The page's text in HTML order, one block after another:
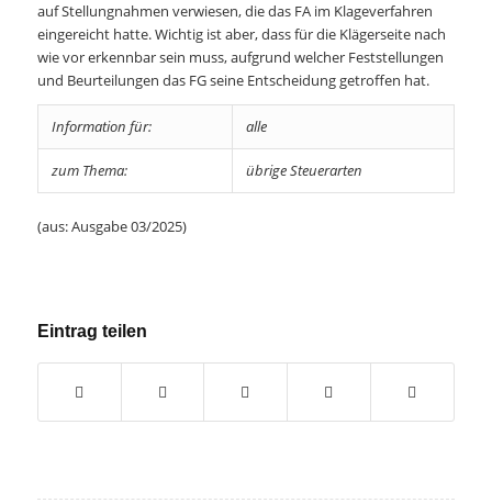
auf Stellungnahmen verwiesen, die das FA im Klageverfahren
eingereicht hatte. Wichtig ist aber, dass für die Klägerseite nach
wie vor erkennbar sein muss, aufgrund welcher Feststellungen
und Beurteilungen das FG seine Entscheidung getroffen hat.
Information für: alle
zum Thema: übrige Steuerarten
(aus: Ausgabe 03/2025)
Eintrag teilen